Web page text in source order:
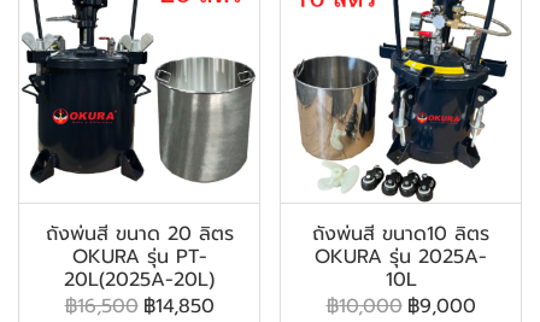
ถังพ่นสี ขนาด 20 ลิตร
OKURA รุ่น PT-
20L(2025A-20L)
฿16,500 ฿14,850
ถังพ่นสี ขนาด10 ลิตร
OKURA รุ่น 2025A-
10L
฿10,000 ฿9,000